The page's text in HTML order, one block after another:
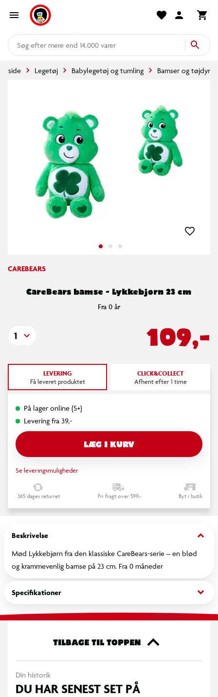
mere end 14.000 varer
Legetøj Babylegetøj og tumling Bamser og tøjdyr
CAREBEARS
CareBears bamse - Lykkebjørn 23 cm
Fra 0 år
109,-
1
LEVERING
Få leveret produktet
CLICK&COLLECT
Afhent efter 1 time
På lager online (5+)
Levering fra 39,-
LÆG I KURV
Se leveringsmuligheder
365 dages returret Fri fragt over 599,- Byt i butik
Beskrivelse keyboard_arrow_down
Mød Lykkebjørn fra den klassiske CareBears-serie – en blød
og krammevenlig bamse på 23 cm. Fra 0 måneder
Specifikationer keyboard_arrow_down
TILBAGE TIL TOPPEN
Din historik
DU HAR SENEST SET PÅ